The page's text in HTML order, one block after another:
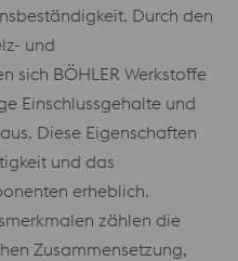
Durch den
und
sich BÖHLER Werkstoffe
Einschlussgehalte und
Diese Eigenschaften
und das
erheblich.
zählen die
Zusammensetzung,